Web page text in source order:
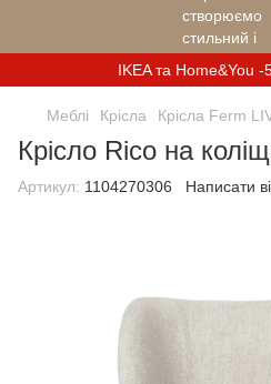
IKEA та Home&You
Меблі Крісла Крісла Ferm
Крісло Rico на
Артикул: 1104270306 Написати